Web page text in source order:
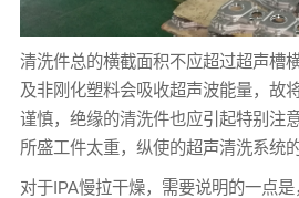
清洗件总的横截面积不应超过超声槽
及非刚化塑料会吸收超声波能量，故
谨慎，绝缘的清洗件也应引起特别注
所盛工件太重，纵使的超声清洗系统
对于IPA慢拉干燥，需要说明的一点